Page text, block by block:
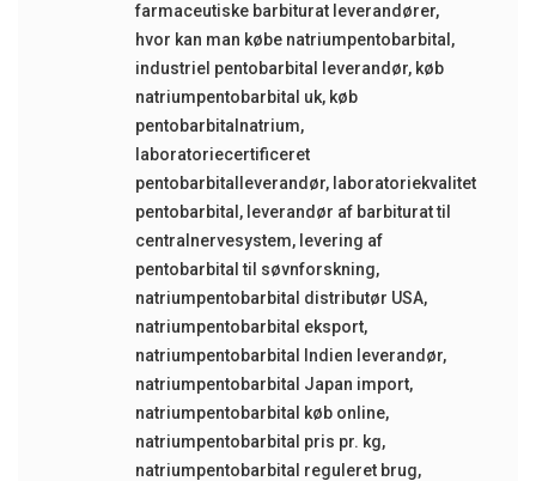
farmaceutiske barbiturat leverandører,
hvor kan man købe natriumpentobarbital ,
industriel pentobarbital leverandør, køb
natriumpentobarbital uk, køb
pentobarbitalnatrium,
laboratoriecertificeret
pentobarbitalleverandør, laboratoriekvalitet
pentobarbital , leverandør af barbiturat til
centralnervesystem, levering af
pentobarbital til søvnforskning,
natriumpentobarbital distributør USA,
natriumpentobarbital eksport,
natriumpentobarbital Indien leverandør,
natriumpentobarbital Japan import,
natriumpentobarbital køb online,
natriumpentobarbital pris pr. kg,
natriumpentobarbital reguleret brug,